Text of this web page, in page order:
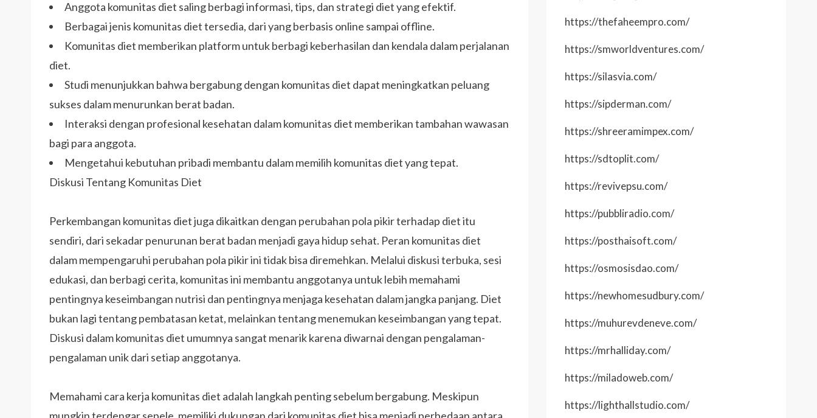
Anggota komunitas diet saling berbagi informasi, tips, dan strategi diet yang efektif.
Berbagai jenis komunitas diet tersedia, dari yang berbasis online sampai offline.
Komunitas diet memberikan platform untuk berbagi keberhasilan dan kendala dalam perjalanan
diet.
Studi menunjukkan bahwa bergabung dengan komunitas diet dapat meningkatkan peluang
sukses dalam menurunkan berat badan.
Interaksi dengan profesional kesehatan dalam komunitas diet memberikan tambahan wawasan
bagi para anggota.
Mengetahui kebutuhan pribadi membantu dalam memilih komunitas diet yang tepat.
Diskusi Tentang Komunitas Diet
Perkembangan komunitas diet juga dikaitkan dengan perubahan pola pikir terhadap diet itu
sendiri, dari sekadar penurunan berat badan menjadi gaya hidup sehat. Peran komunitas diet
dalam mempengaruhi perubahan pola pikir ini tidak bisa diremehkan. Melalui diskusi terbuka, sesi
edukasi, dan berbagi cerita, komunitas ini membantu anggotanya untuk lebih memahami
pentingnya keseimbangan nutrisi dan pentingnya menjaga kesehatan dalam jangka panjang. Diet
bukan lagi tentang pembatasan ketat, melainkan tentang menemukan keseimbangan yang tepat.
Diskusi dalam komunitas diet umumnya sangat menarik karena diwarnai dengan pengalaman-
pengalaman unik dari setiap anggotanya.
Memahami cara kerja komunitas diet adalah langkah penting sebelum bergabung. Meskipun
https://thefaheempro.com/
https://smworldventures.com/
https://silasvia.com/
https://sipderman.com/
https://shreeramimpex.com/
https://sdtoplit.com/
https://revivepsu.com/
https://pubbliradio.com/
https://posthaisoft.com/
https://osmosisdao.com/
https://newhomesudbury.com/
https://muhurevdeneve.com/
https://mrhalliday.com/
https://miladoweb.com/
https://lighthallstudio.com/